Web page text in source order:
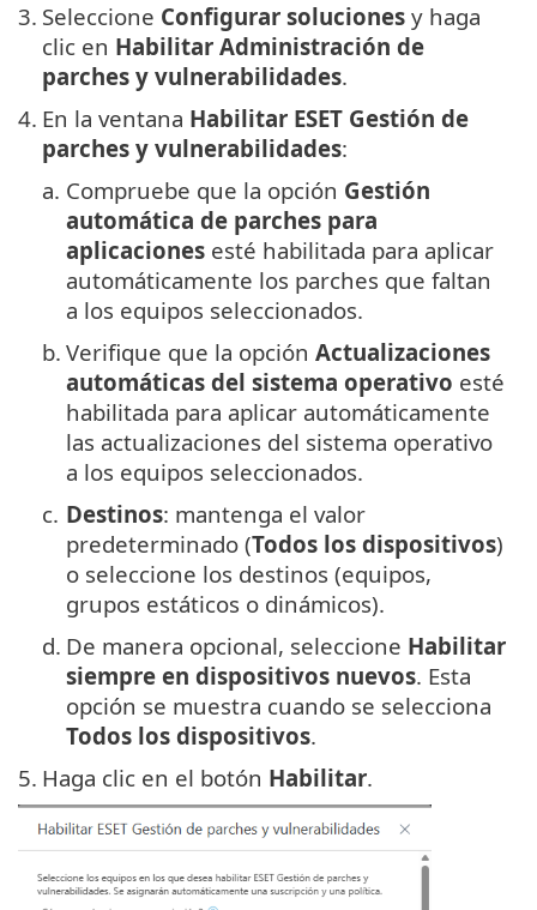
3. Seleccione Configurar soluciones y haga
clic en Habilitar Administración de
parches y vulnerabilidades.
4. En la ventana Habilitar ESET Gestión de
parches y vulnerabilidades:
a. Compruebe que la opción Gestión
automática de parches para
aplicaciones esté habilitada para aplicar
automáticamente los parches que faltan
a los equipos seleccionados.
b. Verifique que la opción Actualizaciones
automáticas del sistema operativo esté
habilitada para aplicar automáticamente
las actualizaciones del sistema operativo
a los equipos seleccionados.
c. Destinos: mantenga el valor
predeterminado (Todos los dispositivos)
o seleccione los destinos (equipos,
grupos estáticos o dinámicos).
d. De manera opcional, seleccione Habilitar
siempre en dispositivos nuevos. Esta
opción se muestra cuando se selecciona
Todos los dispositivos.
5. Haga clic en el botón Habilitar.